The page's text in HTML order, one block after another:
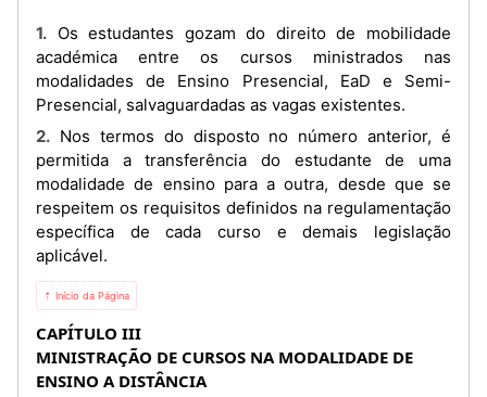
1. Os estudantes gozam do direito de mobilidade
académica entre os cursos ministrados nas
modalidades de Ensino Presencial, EaD e Semi-
Presencial, salvaguardadas as vagas existentes.
2. Nos termos do disposto no número anterior, é
permitida a transferência do estudante de uma
modalidade de ensino para a outra, desde que se
respeitem os requisitos definidos na regulamentação
específica de cada curso e demais legislação
aplicável.
⇡ Início da Página
CAPÍTULO III
MINISTRAÇÃO DE CURSOS NA MODALIDADE DE
ENSINO A DISTÂNCIA